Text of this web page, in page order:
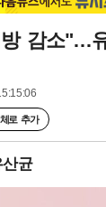
감소"…
로 추가
균